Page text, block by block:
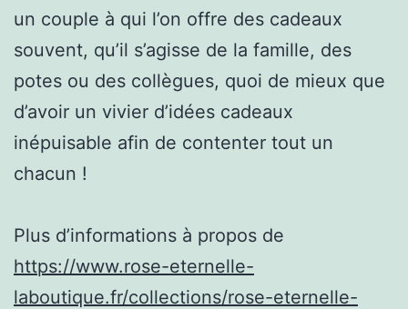
un couple à qui l’on offre des cadeaux
souvent, qu’il s’agisse de la famille, des
potes ou des collègues, quoi de mieux que
d’avoir un vivier d’idées cadeaux
inépuisable afin de contenter tout un
chacun !
Plus d’informations à propos de
https://www.rose-eternelle-
laboutique.fr/collections/rose-eternelle-